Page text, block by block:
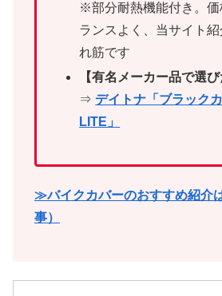
※部分耐熱機能付き。
ランスよく、当サイト
れ筋です
【有名メーカー品で選び
⇒ デイトナ「ブラック
LITE」
≫バイクカバーのおすすめ紹介
事）